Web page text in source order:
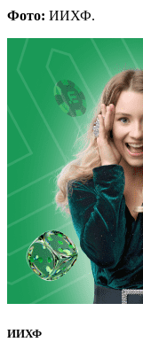
Фото: ИИХФ.
ИИХФ